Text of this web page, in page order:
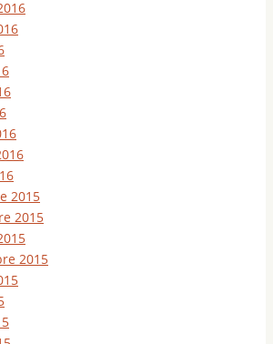
2015
2015
2015